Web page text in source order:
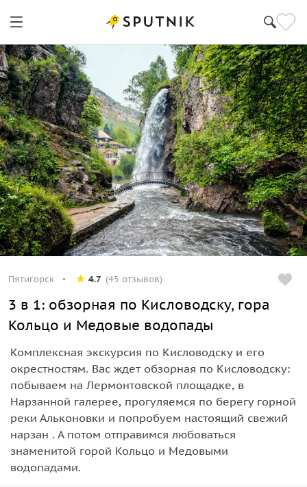
Пятигорск 4.7 (45 отзывов)
3 в 1: обзорная по Кисловодску, гора
Кольцо и Медовые водопады
Комплексная экскурсия по Кисловодску и его
окрестностям. Вас ждет обзорная по Кисловодску:
побываем на Лермонтовской площадке, в
Нарзанной галерее, прогуляемся по берегу горной
реки Альконовки и попробуем настоящий свежий
нарзан . А потом отправимся любоваться
знаменитой горой Кольцо и Медовыми
водопадами.